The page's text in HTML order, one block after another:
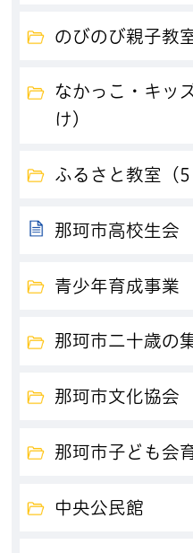
のびのび親子教
なかっこ・キッ
け）
ふるさと教室（5
那珂市高校生会
青少年育成事業
那珂市二十歳の
那珂市文化協会
那珂市子ども会
中央公民館